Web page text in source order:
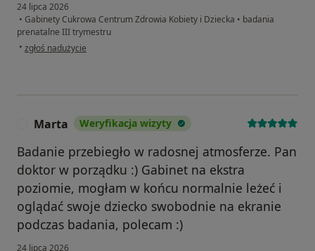
24 lipca 2026
• Gabinety Cukrowa Centrum Zdrowia Kobiety i Dziecka • badania
prenatalne III trymestru
• w opinii użytkownika Amanda
zgłoś nadużycie
Marta Weryfikacja wizyty
Badanie przebiegło w radosnej atmosferze. Pan
doktor w porządku :) Gabinet na ekstra
poziomie, mogłam w końcu normalnie leżeć i
oglądać swoje dziecko swobodnie na ekranie
podczas badania, polecam :)
24 lipca 2026